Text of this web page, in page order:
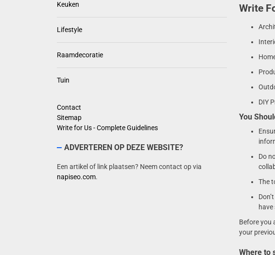
Write
DIY
You
Do
The
Before you
your
Where to
Keuken
Lifestyle
Raamdecoratie
Tuin
Contact
Sitemap
Write for Us - Complete Guidelines
ADVERTEREN OP DEZE WEBSITE?
Een artikel of link plaatsen? Neem contact op via
napiseo.com.